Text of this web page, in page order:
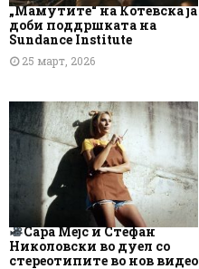
„Мамутите“ на Котевска ја
доби поддршката на
Sundance Institute
25 март, 2026
Сара Мејс и Стефан
Николовски во дуел со
стереотипите во нов видео